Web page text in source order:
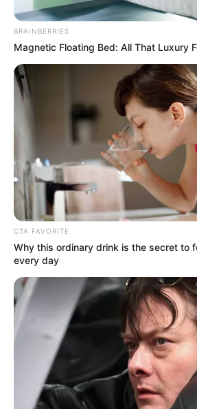
Friss hírek
Ledobta a bombát a
frissen elvált Stohl
Nagy Ő!
BRAINBERRIES
Magnetic Floating Bed: All That Luxury
CTA FAVORITE
Why this ordinary drink is the secret to
every day